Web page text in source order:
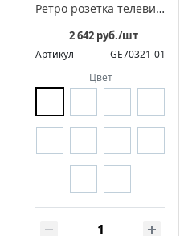
Ретро розетка телевизионная оконечная фарфоровая, серия "МЕЗОНИНЪ"
2 642 руб./шт
Артикул
GE70321-01
Цвет